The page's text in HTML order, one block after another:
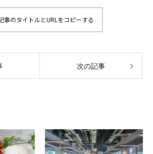
事のタイトルとURLをコピーする
次の記事